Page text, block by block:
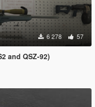
6 278 57
and QSZ-92)